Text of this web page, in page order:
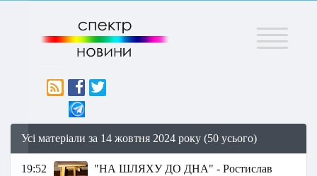
Меню
Усі матеріали за 14 жовтня 2024 року (50 усього)
19:52
"НА ШЛЯХУ ДО ДНА" - Ростислав